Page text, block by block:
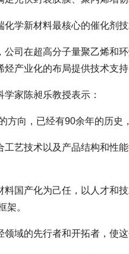
化学新材料最核心的催化剂
公司在超高分子量聚乙烯和
产业化的布局提供技术支持
家陈昶乐教授表示：
方向，已经有90余年的历史
工艺技术以及产品结构和性
料国产化为己任，以人才和
架。
域的先行者和开拓者，使这